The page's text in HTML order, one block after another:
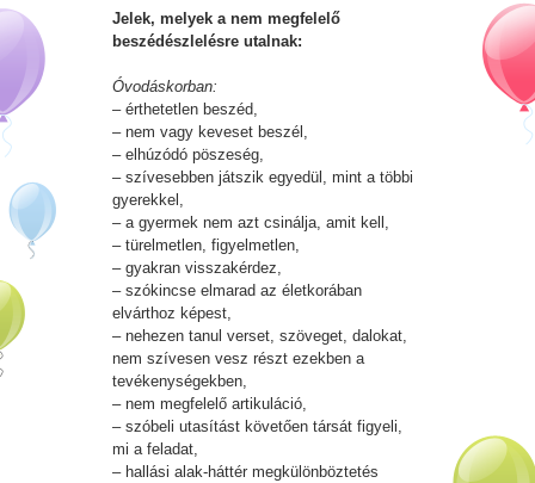
Jelek, melyek a nem megfelelő
beszédészlelésre utalnak:
Óvodáskorban:
– érthetetlen beszéd,
– nem vagy keveset beszél,
– elhúzódó pöszeség,
– szívesebben játszik egyedül, mint a többi
gyerekkel,
– a gyermek nem azt csinálja, amit kell,
– türelmetlen, figyelmetlen,
– gyakran visszakérdez,
– szókincse elmarad az életkorában
elvárthoz képest,
– nehezen tanul verset, szöveget, dalokat,
nem szívesen vesz részt ezekben a
tevékenységekben,
– nem megfelelő artikuláció,
– szóbeli utasítást követően társát figyeli,
mi a feladat,
– hallási alak-háttér megkülönböztetés